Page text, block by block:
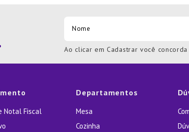
Ao clicar em Cadastrar você
Notal Fiscal
Departamentos
Mesa
Cozinha